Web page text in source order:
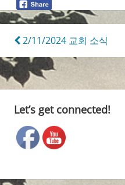
Post
navigation
2/11/2024 교회 소식
Let’s get connected!